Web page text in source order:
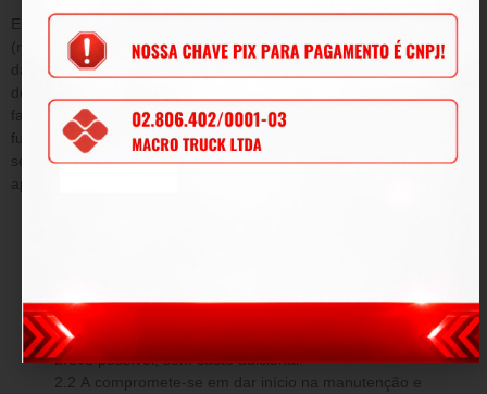
Este termo tem como objetivo garantir pelo período de 90
(noventa) dias de prazo, tempo determinado por lei a contar da
data de emissão da Nota Fiscal de venda e conforme condições
descritas abaixo, a qualidade do produto contra defeitos de
fabricação que venham afetar a integridade física e/ou o
funcionamento do mesmo, durante este período, será submetida
sem ônus para o cliente, todas as peças e componentes que
apresentarem defeitos comprovados de projeto e/ou fabricação.
2.1 Em caso comprovado de defeito de fabricação ou
avarias prévias, a tem o dever de reparar os danos o mais
breve possível, sem custo adicional.
2.2 A compromete-se em dar início na manutenção e